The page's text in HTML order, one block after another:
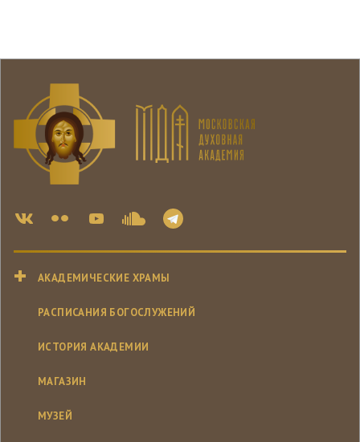
АКАДЕМИЧЕСКИЕ ХРАМЫ
РАСПИСАНИЯ БОГОСЛУЖЕНИЙ
ИСТОРИЯ АКАДЕМИИ
МАГАЗИН
МУЗЕЙ